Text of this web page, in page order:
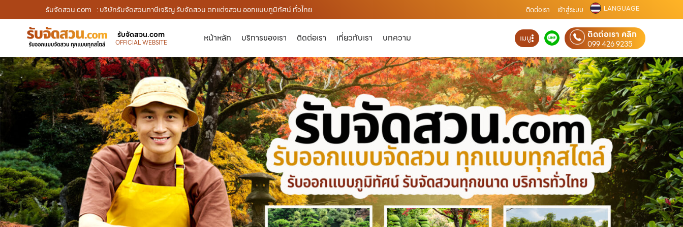
รับจัดสวน.com : บริษัทรับจัดสวนภาษีเจริญ รับจัดสวน ตกแต่งสวน ออกแบบภูมิทัศน์ ทั่วไทย ติดต่อเรา เข้าสู่ระบบ LANGUAGE
รับจัดสวน.com
OFFICIAL WEBSITE หน้าหลัก บริการของเรา ติดต่อเรา เกี่ยวกับเรา บทความ เมนู ติดต่อเรา คลิก
099 426 9235